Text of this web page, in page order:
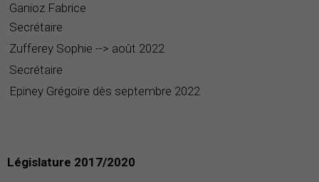
Ganioz Fabrice
Secrétaire
Zufferey Sophie --> août 2022
Secrétaire
Epiney Grégoire dès septembre 2022
Législature 2017/2020